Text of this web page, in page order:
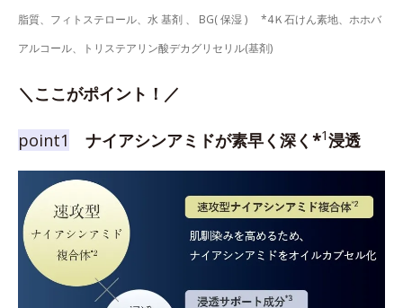
脂質、フィトステロール、水 基剤 、 BG( 保湿 ) *4Ｋ石けん素地、ホホバ
アルコール、トリステアリン酸デカグリセリル(基剤)
＼ここがポイント！／
point1 ナイアシンアミドが素早く深く*1浸透